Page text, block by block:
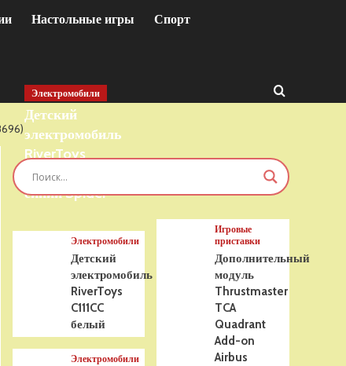
Настольные игры Спорт
Электромобили
Детский
электромобиль
RiverToys
T777TT 4WD
синий Spider
Электромобили
Детский
электромобиль
RiverToys
C111CC
белый
Электромобили
Игровые
приставки
Дополнительный
модуль
Thrustmaster
TCA
Quadrant
Add-on
Airbus